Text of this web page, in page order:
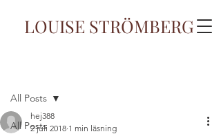
LOUISE STRÖMBERG
All Posts
All Posts
hej388
2 juli 2018 1 min läsning